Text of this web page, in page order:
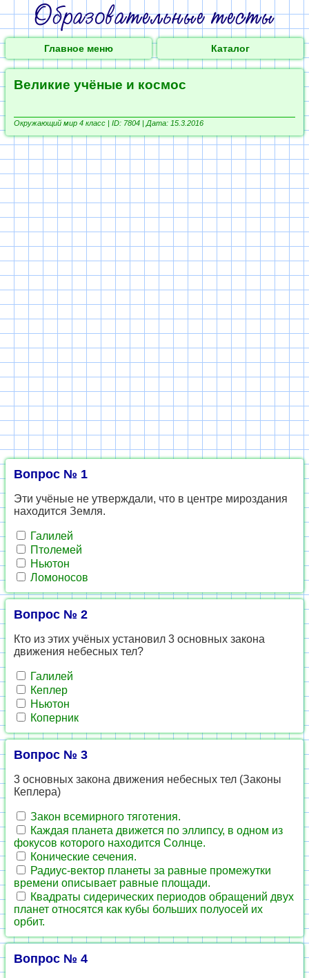
Главное меню Каталог
Великие учёные и космос
Окружающий мир 4 класс | ID: 7804 | Дата: 15.3.2016
Вопрос № 1
Эти учёные не утверждали, что в центре мироздания
находится Земля.
Галилей
Птолемей
Ньютон
Ломоносов
Вопрос № 2
Кто из этих учёных установил 3 основных закона
движения небесных тел?
Галилей
Кеплер
Ньютон
Коперник
Вопрос № 3
3 основных закона движения небесных тел (Законы
Кеплера)
Закон всемирного тяготения.
Каждая планета движется по эллипсу, в одном из
фокусов которого находится Солнце.
Конические сечения.
Радиус-вектор планеты за равные промежутки
времени описывает равные площади.
Квадраты сидерических периодов обращений двух
планет относятся как кубы больших полуосей их
орбит.
Вопрос № 4